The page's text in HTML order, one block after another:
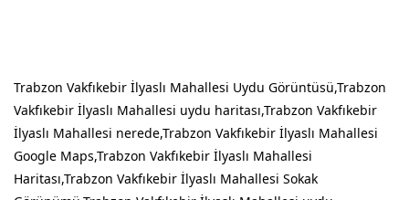
Trabzon Vakfıkebir İlyaslı Mahallesi Uydu Görüntüsü,Trabzon
Vakfıkebir İlyaslı Mahallesi uydu haritası,Trabzon Vakfıkebir
İlyaslı Mahallesi nerede,Trabzon Vakfıkebir İlyaslı Mahallesi
Google Maps,Trabzon Vakfıkebir İlyaslı Mahallesi
Haritası,Trabzon Vakfıkebir İlyaslı Mahallesi Sokak